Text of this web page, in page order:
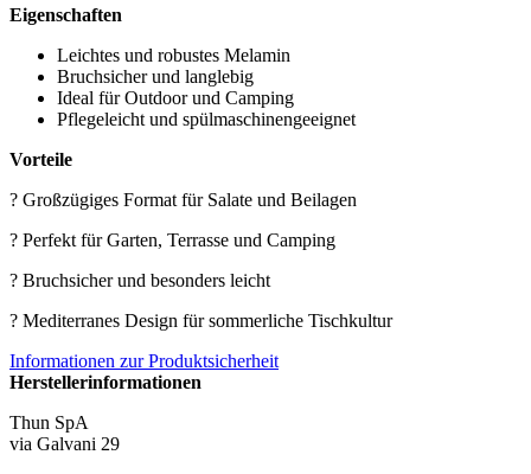
Eigenschaften
Leichtes und robustes Melamin
Bruchsicher und langlebig
Ideal für Outdoor und Camping
Pflegeleicht und spülmaschinengeeignet
Vorteile
? Großzügiges Format für Salate und Beilagen
? Perfekt für Garten, Terrasse und Camping
? Bruchsicher und besonders leicht
? Mediterranes Design für sommerliche Tischkultur
Informationen zur Produktsicherheit
Herstellerinformationen
Thun SpA
via Galvani 29